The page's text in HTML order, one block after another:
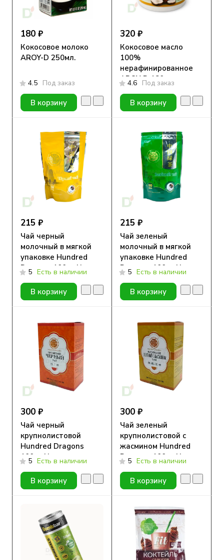
180 ₽
Кокосовое молоко
AROY-D 250мл.
4.5 Под заказ
В корзину
320 ₽
Кокосовое масло
100%
нерафинированное
AROY-D 180мл.
4.6 Под заказ
В корзину
215 ₽
Чай черный
молочный в мягкой
упаковке Hundred
Dragons 100гр New
5 Есть в наличии
В корзину
215 ₽
Чай зеленый
молочный в мягкой
упаковке Hundred
Dragons 100гр New
5 Есть в наличии
В корзину
300 ₽
Чай черный
крупнолистовой
Hundred Dragons
100гр New
5 Есть в наличии
В корзину
300 ₽
Чай зеленый
крупнолистовой с
жасмином Hundred
Dragons 100гр New
5 Есть в наличии
В корзину